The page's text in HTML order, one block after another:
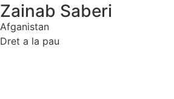
Zainab Saberi
Afganistan
Dret a la pau